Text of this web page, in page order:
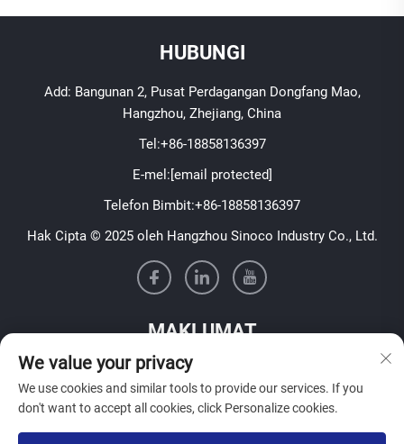
HUBUNGI
Add: Bangunan 2, Pusat Perdagangan Dongfang Mao,
Hangzhou, Zhejiang, China
Tel:+86-18858136397
E-mel:[email protected]
Telefon Bimbit:+86-18858136397
Hak Cipta © 2025 oleh Hangzhou Sinoco Industry Co., Ltd.
MAKLUMAT
Daftar untuk menerima buletin mingguan kami
We value your privacy
We use cookies and similar tools to provide our services. If you
don't want to accept all cookies, click Personalize cookies.